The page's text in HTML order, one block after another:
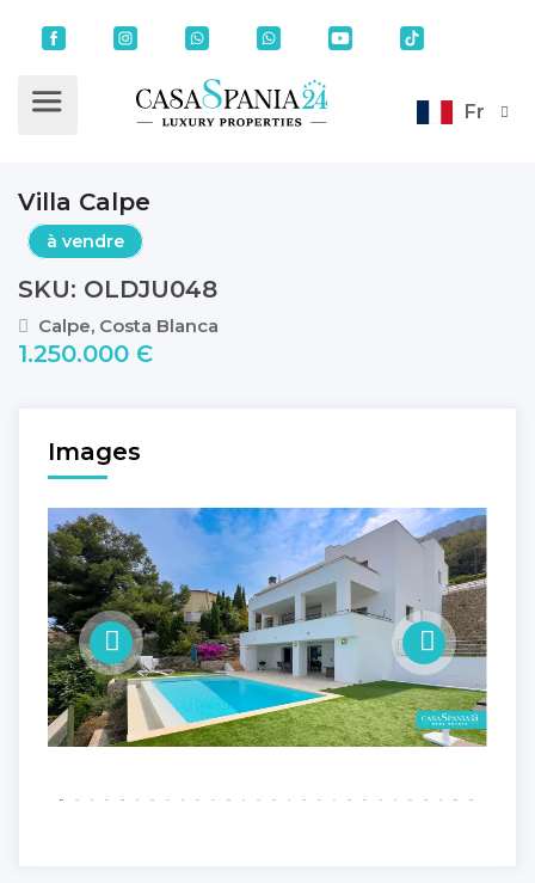
Fr
Villa Calpe
à vendre
SKU: OLDJU048
Calpe, Costa Blanca
1.250.000 Є
Images